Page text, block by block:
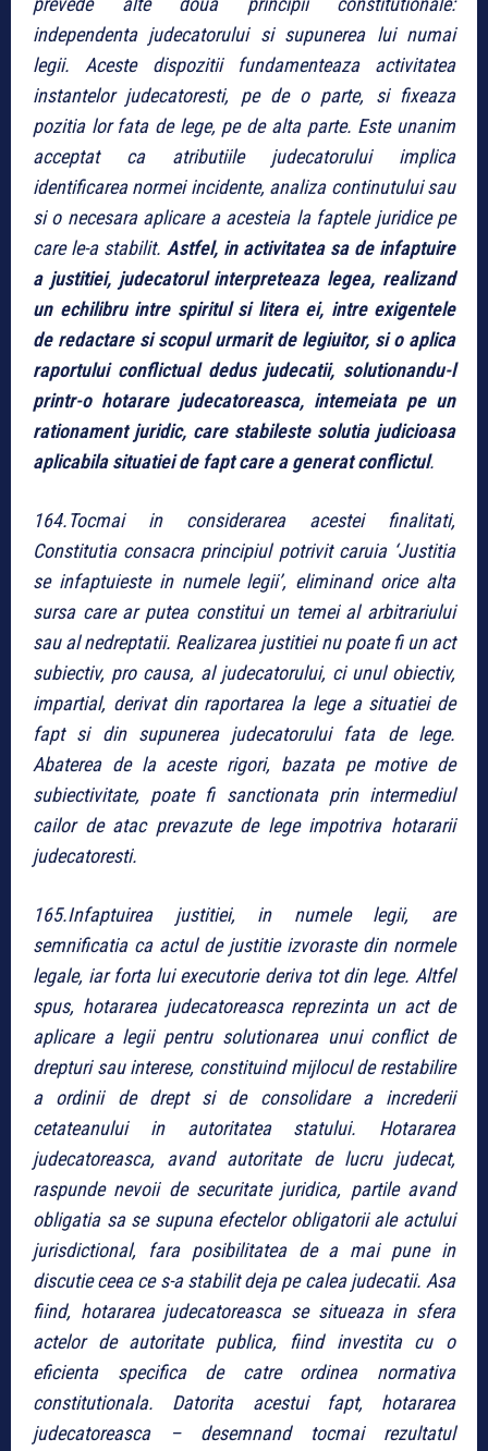
independenta judecatorului si supunerea lui numai
legii. Aceste dispozitii fundamenteaza activitatea
instantelor judecatoresti, pe de o parte, si fixeaza
pozitia lor fata de lege, pe de alta parte. Este unanim
acceptat ca atributiile judecatorului implica
identificarea normei incidente, analiza continutului sau
si o necesara aplicare a acesteia la faptele juridice pe
care le-a stabilit. Astfel, in activitatea sa de infaptuire
a justitiei, judecatorul interpreteaza legea, realizand
un echilibru intre spiritul si litera ei, intre exigentele
de redactare si scopul urmarit de legiuitor, si o aplica
raportului conflictual dedus judecatii, solutionandu-l
printr-o hotarare judecatoreasca, intemeiata pe un
rationament juridic, care stabileste solutia judicioasa
aplicabila situatiei de fapt care a generat conflictul.
164.Tocmai in considerarea acestei finalitati,
Constitutia consacra principiul potrivit caruia ‘Justitia
se infaptuieste in numele legii’, eliminand orice alta
sursa care ar putea constitui un temei al arbitrariului
sau al nedreptatii. Realizarea justitiei nu poate fi un act
subiectiv, pro causa, al judecatorului, ci unul obiectiv,
impartial, derivat din raportarea la lege a situatiei de
fapt si din supunerea judecatorului fata de lege.
Abaterea de la aceste rigori, bazata pe motive de
subiectivitate, poate fi sanctionata prin intermediul
cailor de atac prevazute de lege impotriva hotararii
judecatoresti.
165.Infaptuirea justitiei, in numele legii, are
semnificatia ca actul de justitie izvoraste din normele
legale, iar forta lui executorie deriva tot din lege. Altfel
spus, hotararea judecatoreasca reprezinta un act de
aplicare a legii pentru solutionarea unui conflict de
drepturi sau interese, constituind mijlocul de restabilire
a ordinii de drept si de consolidare a increderii
cetateanului in autoritatea statului. Hotararea
judecatoreasca, avand autoritate de lucru judecat,
raspunde nevoii de securitate juridica, partile avand
obligatia sa se supuna efectelor obligatorii ale actului
jurisdictional, fara posibilitatea de a mai pune in
discutie ceea ce s-a stabilit deja pe calea judecatii. Asa
fiind, hotararea judecatoreasca se situeaza in sfera
actelor de autoritate publica, fiind investita cu o
eficienta specifica de catre ordinea normativa
constitutionala. Datorita acestui fapt, hotararea
judecatoreasca – desemnand tocmai rezultatul